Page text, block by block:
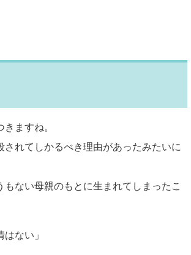
ますね。
れてしかるべき理由があったみたいに
ない母親のもとに生まれてしまったこ
ない」